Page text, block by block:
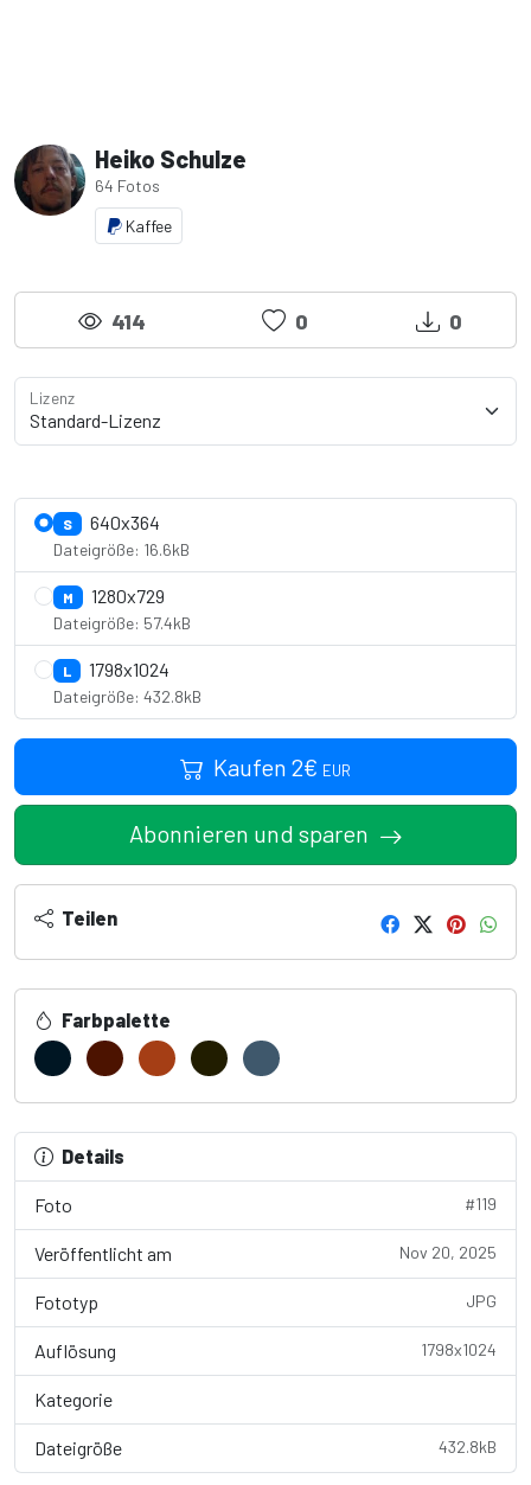
Heiko Schulze
64 Fotos
Kaffee
414 0 0
Lizenz
S 640x364
Dateigröße: 16.6kB
M 1280x729
Dateigröße: 57.4kB
L 1798x1024
Dateigröße: 432.8kB
Kaufen 2€ EUR
Abonnieren und sparen
Teilen
Farbpalette
Details
Foto #119
Veröffentlicht am Nov 20, 2025
Fototyp JPG
Auflösung 1798x1024
Kategorie
Dateigröße 432.8kB